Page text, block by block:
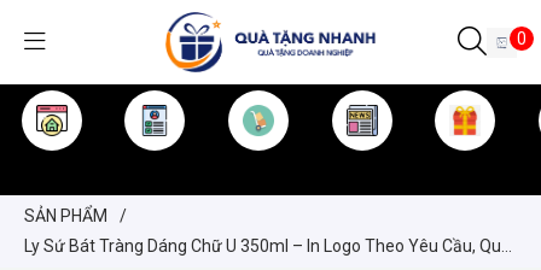
0
SẢN PHẨM
/
Ly Sứ Bát Tràng Dáng Chữ U 350ml – In Logo Theo Yêu Cầu, Quà